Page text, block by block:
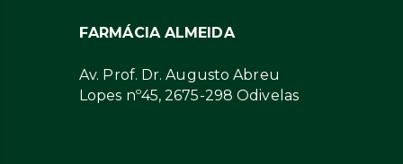
FARMÁCIA ALMEIDA
Av. Prof. Dr. Augusto Abreu
Lopes nº45, 2675-298 Odivelas